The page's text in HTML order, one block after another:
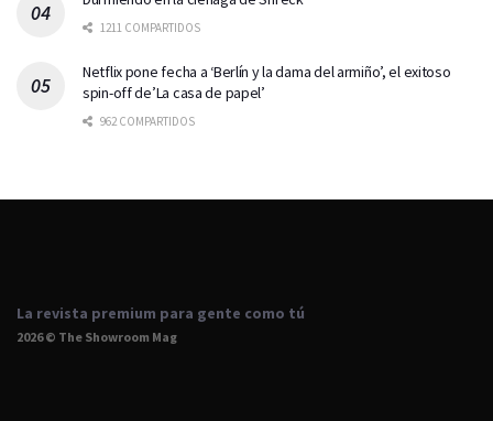
1211 COMPARTIDOS
Netflix pone fecha a ‘Berlín y la dama del armiño’, el exitoso
spin-off de’La casa de papel’
962 COMPARTIDOS
La revista premium para gente como tú
2026 © The Showroom Mag